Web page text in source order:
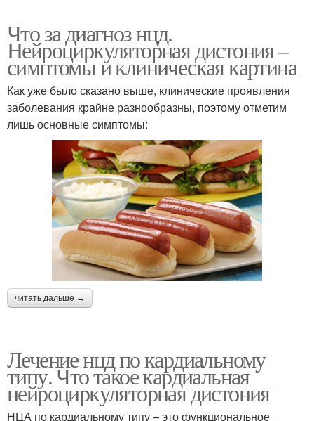
Что за диагноз нцд.
Нейроциркуляторная дистония –
симптомы и клиническая картина
Как уже было сказано выше, клинические проявления
заболевания крайне разнообразны, поэтому отметим
лишь основные симптомы:
читать дальше →
Лечение нцд по кардиальному
типу. Что такое кардиальная
нейроциркуляторная дистония
НЦА по кардиальному типу – это функциональное